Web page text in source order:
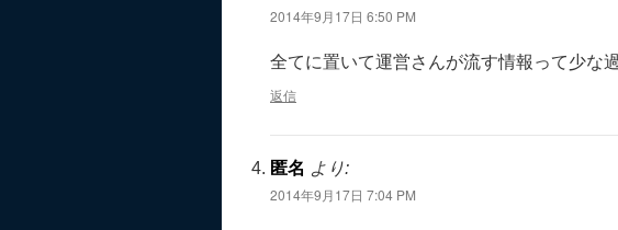
2014年9月17日 6:50 PM
全てに置いて運営さんが流す情報って少な
返信
匿名 より:
2014年9月17日 7:04 PM